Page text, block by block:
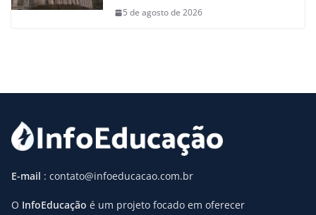
5 de agosto de 2026
E-mail : contato@infoeducacao.com.br
O InfoEducação é um projeto focado em oferecer